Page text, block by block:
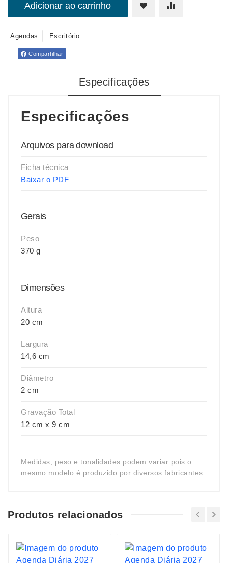
Adicionar ao carrinho
Agendas Escritório
Compartilhar
Especificações
Especificações
Arquivos para download
Ficha técnica
Baixar o PDF
Gerais
Peso
370 g
Dimensões
Altura
20 cm
Largura
14,6 cm
Diâmetro
2 cm
Gravação Total
12 cm x 9 cm
Medidas, peso e tonalidades podem variar pois o
mesmo modelo é produzido por diversos fabricantes.
Produtos relacionados